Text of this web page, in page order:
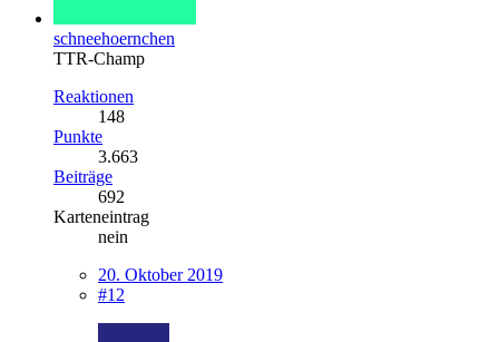
schneehoernchen
TTR-Champ
Reaktionen
148
Punkte
3.663
Beiträge
692
Karteneintrag
nein
20. Oktober 2019
#12